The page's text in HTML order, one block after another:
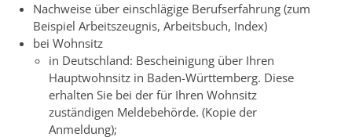
Nachweise über einschlägige Berufserfahrung (zum
Beispiel Arbeitszeugnis, Arbeitsbuch, Index)
bei Wohnsitz
in Deutschland: Bescheinigung über Ihren
Hauptwohnsitz in Baden-Württemberg. Diese
erhalten Sie bei der für Ihren Wohnsitz
zuständigen Meldebehörde. (Kopie der
Anmeldung);